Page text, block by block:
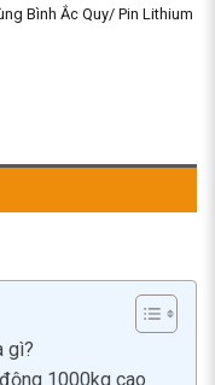
Bình Ắc Quy/ Pin Lithium
gì?
1000kg cao